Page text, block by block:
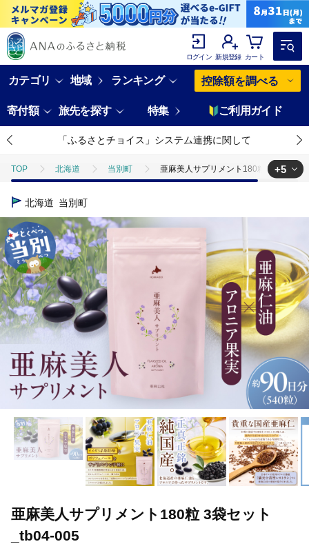
ログイン 新規登録 カート
カテゴリ 地域 ランキング 控除額を調べる
寄付額 旅先を探す 特集 ご利用ガイド
「ふるさとチョイス」システム連携に関して
TOP 北海道 当別町 亜麻美人サプリメント180粒 3袋セット
TOP
TOP 加工食品 調味料
TOP 加工食品 ほかの加工食品 亜麻美人サプリメント180
TOP 日用品・雑貨 亜麻美人サプリメント180粒 3袋セット_tb04-
TOP 日用品・雑貨 美容雑貨 亜麻美人サプリメント180粒
+5
北海道 当別町
亜麻美人サプリメント180粒 3袋セット
_tb04-005